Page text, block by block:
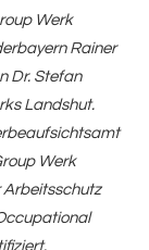
Werk
Rainer
Dr. Stefan
Landshut.
Werk